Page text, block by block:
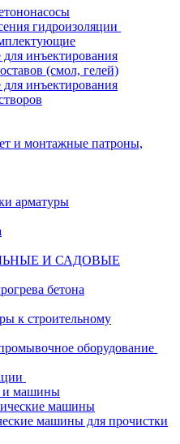
гидроизоляции
инъектирования
(смол, гелей)
инъектирования
и монтажные патроны,
арматуры
И САДОВЫЕ
бетона
к строительному
оборудование
и машины
машины
машины для прочистки